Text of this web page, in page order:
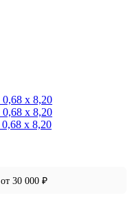
30 000 ₽